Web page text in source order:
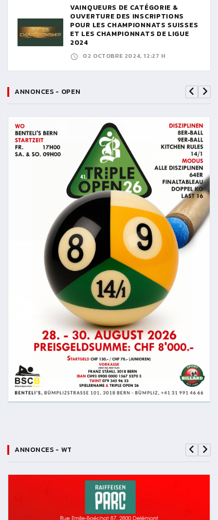
VAINQUEURS DE CATÉGORIE &
OUVERTURE DES INSCRIPTIONS
POUR LES CHAMPIONNATS SUISSES
ET LES CHAMPIONNATS DE LIGUE
2024
02 OCTOBRE 2024, 12:27 H
ANNONCES - OPEN
ANNONCES - WT